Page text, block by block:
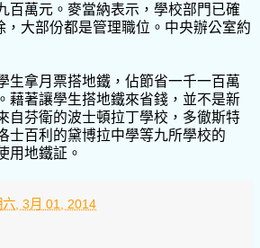
百萬元。麥當納表示，學校部門已確
，大部份都是管理職位。中央辦公室約
生拿月票搭地鐵，佔節省一千一百萬
藉著讓學生搭地鐵來省錢，並不是新
自芬衛的波士頓拉丁學校，多徹斯特
士百利的黛博拉中學等九所學校的
用地鐵証。
六, 3月 01, 2014